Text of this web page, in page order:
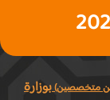
بوزارة